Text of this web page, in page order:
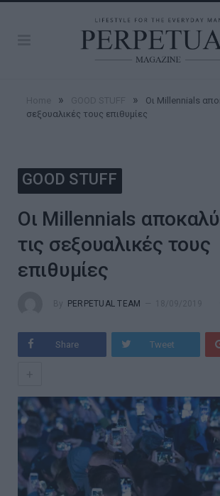
» »
Οι Millennials
σεξουαλικές τους επιθυμίες
GOOD STUFF
Οι Millennials
τις σεξουαλικές τους
επιθυμίες
PERPETUAL TEAM
Share Tweet